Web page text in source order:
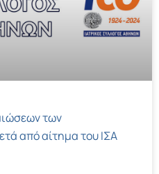
των
από αίτημα του ΙΣΑ